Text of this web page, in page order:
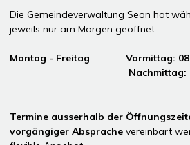
Die Gemeindeverwaltung Seon hat
jeweils nur am Morgen geöffnet:
Montag - Freitag Vormittag:
Nachmittag:
Termine ausserhalb der
vorgängiger Absprache vereinbart